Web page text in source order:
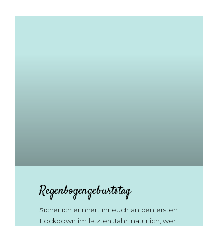
Regenbogengeburtstag
Sicherlich erinnert ihr euch an den ersten
Lockdown im letzten Jahr, natürlich, wer